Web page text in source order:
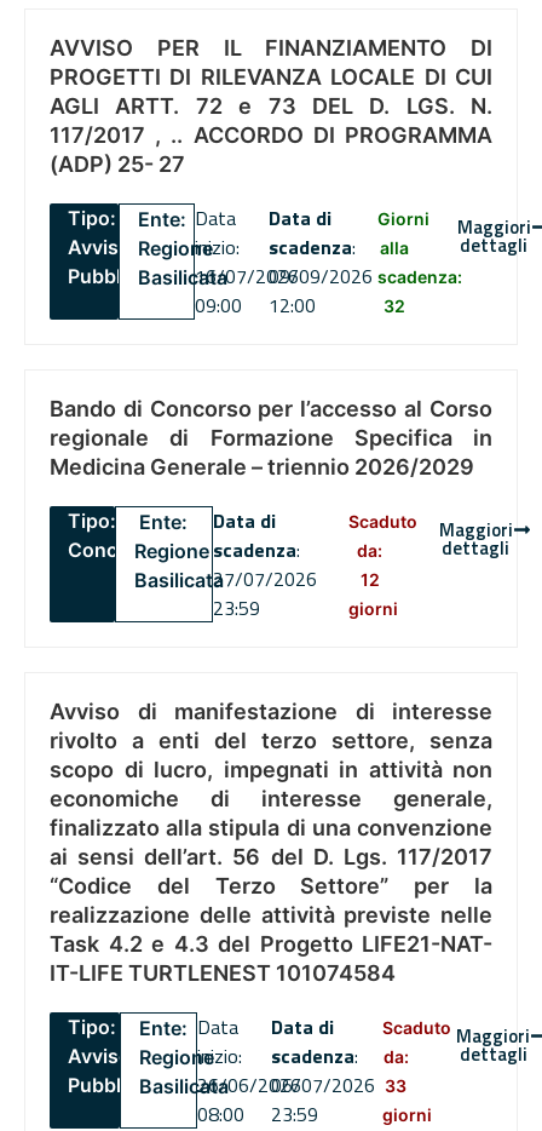
AVVISO PER IL FINANZIAMENTO DI
PROGETTI DI RILEVANZA LOCALE DI CUI
AGLI ARTT. 72 e 73 DEL D. LGS. N.
117/2017 , .. ACCORDO DI PROGRAMMA
(ADP) 25- 27
Tipo:
Avviso
Pubblico
Ente:
Regione
Basilicata
Data
inizio:
16/07/2026
09:00
Data di
scadenza:
09/09/2026
12:00
Giorni
alla
scadenza:
32
Maggiori
dettagli
Bando di Concorso per l’accesso al Corso
regionale di Formazione Specifica in
Medicina Generale – triennio 2026/2029
Tipo:
Concorsi
Ente:
Regione
Basilicata
Data di
scadenza:
27/07/2026
23:59
Scaduto
da:
12
giorni
Maggiori
dettagli
Avviso di manifestazione di interesse
rivolto a enti del terzo settore, senza
scopo di lucro, impegnati in attività non
economiche di interesse generale,
finalizzato alla stipula di una convenzione
ai sensi dell’art. 56 del D. Lgs. 117/2017
“Codice del Terzo Settore” per la
realizzazione delle attività previste nelle
Task 4.2 e 4.3 del Progetto LIFE21-NAT-
IT-LIFE TURTLENEST 101074584
Tipo:
Avviso
Pubblico
Ente:
Regione
Basilicata
Data
inizio:
26/06/2026
08:00
Data di
scadenza:
06/07/2026
23:59
Scaduto
da:
33
giorni
Maggiori
dettagli